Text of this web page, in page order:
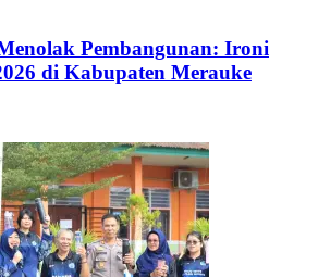
Pembangunan: Ironi
di Kabupaten Merauke